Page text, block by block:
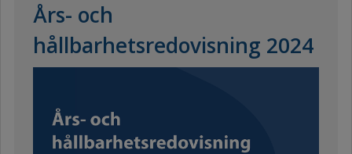
Års- och
hållbarhetsredovisning 2024